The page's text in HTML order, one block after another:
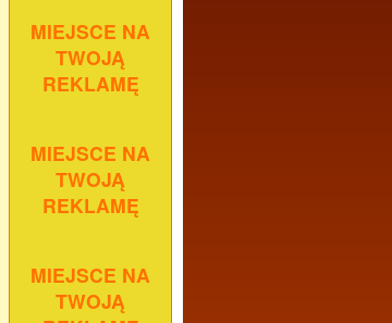
MIEJSCE NA
TWOJĄ
REKLAMĘ
MIEJSCE NA
TWOJĄ
REKLAMĘ
MIEJSCE NA
TWOJĄ